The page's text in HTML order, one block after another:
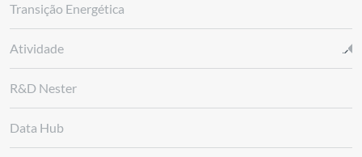
Transição Energética
Atividade
R&D Nester
Data Hub